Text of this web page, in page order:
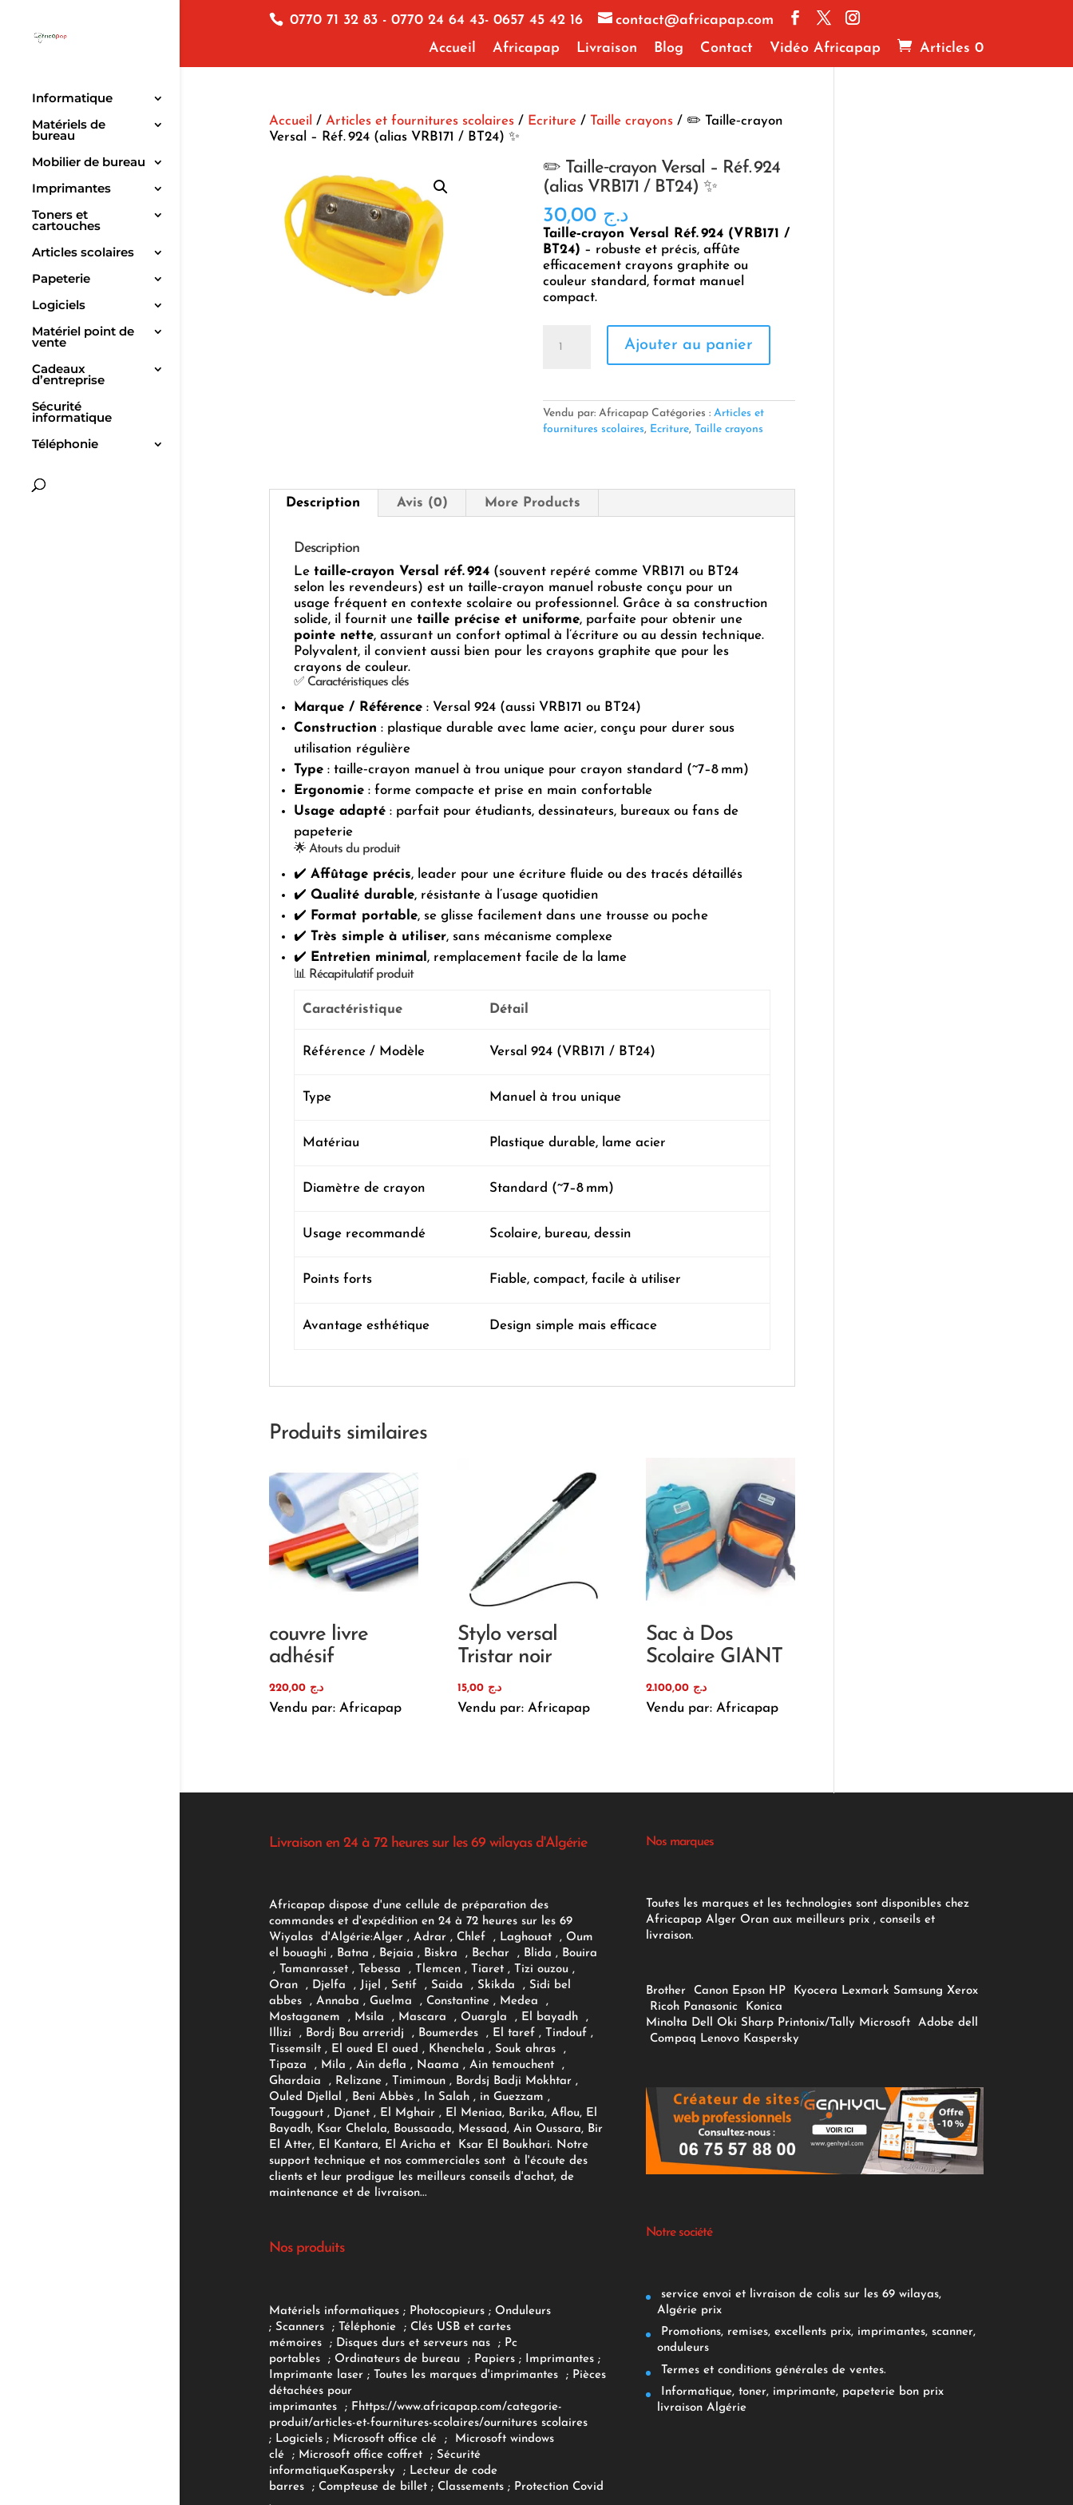
0770 71 32 83 - 0770 24 64 43- 0657 45 42 16
contact@africapap.com
Accueil
Africapap Livraison Blog Contact Vidéo Africapap Articles 0
Informatique
Matériels de
bureau
Mobilier de bureau
Imprimantes
Toners et
cartouches
Articles scolaires
Papeterie
Logiciels
Matériel point de
vente
Cadeaux
d’entreprise
Sécurité
informatique
Téléphonie
Accueil / Articles et fournitures scolaires/ Ecriture/ Taille crayons/ ✏️ Taille‑crayon
Versal – Réf. 924 (alias VRB171 / BT24) ✨
✏️ Taille‑crayon Versal – Réf. 924
(alias VRB171 / BT24) ✨
د.ج 30,00
Taille‑crayon Versal Réf. 924 (VRB171 /
BT24) – robuste et précis, affûte
efficacement crayons graphite ou
couleur standard, format manuel
compact.
–
Réf. 924
BT24)
✨
Ajouter au panier
Vendu par: Africapap Catégories : Articles et
fournitures scolaires, Ecriture, Taille crayons
Description Avis (0) More Products
Description
Le taille‑crayon Versal réf. 924(souvent repéré comme VRB171 ou BT24
selon les revendeurs) est un taille‑crayon manuel robuste conçu pour un
usage fréquent en contexte scolaire ou professionnel. Grâce à sa construction
solide, il fournit une taille précise et uniforme, parfaite pour obtenir une
pointe nette, assurant un confort optimal à l’écriture ou au dessin technique.
Polyvalent, il convient aussi bien pour les crayons graphite que pour les
crayons de couleur.
✅ Caractéristiques clés
Marque / Référence: Versal 924 (aussi VRB171 ou BT24)
Construction : plastique durable avec lame acier, conçu pour durer sous
utilisation régulière
Type: taille‑crayon manuel à trou unique pour crayon standard (~7–8 mm)
Ergonomie: forme compacte et prise en main confortable
Usage adapté: parfait pour étudiants, dessinateurs, bureaux ou fans de
papeterie
🌟 Atouts du produit
✔️ Affûtage précis, leader pour une écriture fluide ou des tracés détaillés
✔️ Qualité durable, résistante à l’usage quotidien
✔️ Format portable, se glisse facilement dans une trousse ou poche
✔️ Très simple à utiliser, sans mécanisme complexe
✔️ Entretien minimal , remplacement facile de la lame
📊 Récapitulatif produit
Caractéristique Détail
Référence / Modèle Versal 924 (VRB171 / BT24)
Type Manuel à trou unique
Matériau Plastique durable, lame acier
Diamètre de crayon Standard (~7–8 mm)
Usage recommandé Scolaire, bureau, dessin
Points forts Fiable, compact, facile à utiliser
Avantage esthétique Design simple mais efficace
Produits similaires
couvre livre
adhésif
د.ج 220,00
Vendu par: Africapap
Stylo versal
Tristar noir
د.ج 15,00
Vendu par: Africapap
Sac à Dos
Scolaire GIANT
د.ج
Vendu par: Africapap
Livraison en 24 à 72 heures sur les 69 wilayas d'Algérie
Africapap dispose d'une cellule de préparation des
commandes et d'expédition en 24 à 72 heures sur les 69
Wiyalas d'Algérie:Alger , Adrar, Chlef , Laghouat , Oum
el bouaghi , Batna , Bejaia , Biskra , Bechar , Blida , Bouira
, Tamanrasset , Tebessa , Tlemcen , Tiaret , Tizi ouzou ,
Oran , Djelfa , Jijel , Setif , Saida , Skikda , Sidi bel
abbes , Annaba , Guelma , Constantine , Medea ,
Mostaganem , Msila , Mascara , Ouargla , El bayadh ,
Illizi , Bordj Bou arreridj , Boumerdes , El taref , Tindouf ,
Tissemsilt , El oued El oued , Khenchela , Souk ahras ,
Tipaza , Mila , Ain defla , Naama , Ain temouchent ,
Ghardaia , Relizane , Timimoun , Bordsj Badji Mokhtar ,
Ouled Djellal , Beni Abbès , In Salah , in Guezzam ,
Touggourt , Djanet , El Mghair , El Meniaa, Barika, Aflou, El
Bayadh, Ksar Chelala, Boussaada, Messaad, Ain Oussara, Bir
El Atter, El Kantara, El Aricha et Ksar El Boukhari. Notre
support technique et nos commerciales sont à l'écoute des
clients et leur prodigue les meilleurs conseils d'achat, de
maintenance et de livraison...
Nos produits
Matériels informatiques; Photocopieurs; Onduleurs
; Scanners ; Téléphonie ; Clés USB et cartes
mémoires
; Disques durs et serveurs nas ; Pc
portables
; Ordinateurs de bureau ; Papiers; Imprimantes;
Imprimante laser; Toutes les marques d'imprimantes ; Pièces
détachées pour
imprimantes
; F https://www.africapap.com/categorie-
produit/articles-et-fournitures-scolaires/ournitures scolaires
; Logiciels ; Microsoft office clé ;
Microsoft windows
clé; Microsoft office coffret ; Sécurité
informatiqueKaspersky ; Lecteur de code
barres
; Compteuse de billet; Classements ; Protection Covid
Nos marques
Toutes les marques et les technologies sont disponibles chez
Africapap Alger Oran aux meilleurs prix , conseils et
livraison.
Brother Canon Epson HP Kyocera Lexmark Samsung Xerox
Ricoh Panasonic
Konica
Minolta Dell Oki Sharp Printonix/Tally Microsoft Adobe dell
Compaq Lenovo Kaspersky
Notre société
service envoi et livraison de colis sur les 69 wilayas,
Algérie prix
Promotions, remises, excellents prix, imprimantes, scanner,
onduleurs
Termes et conditions générales de ventes.
Informatique, toner, imprimante, papeterie bon prix
livraison Algérie